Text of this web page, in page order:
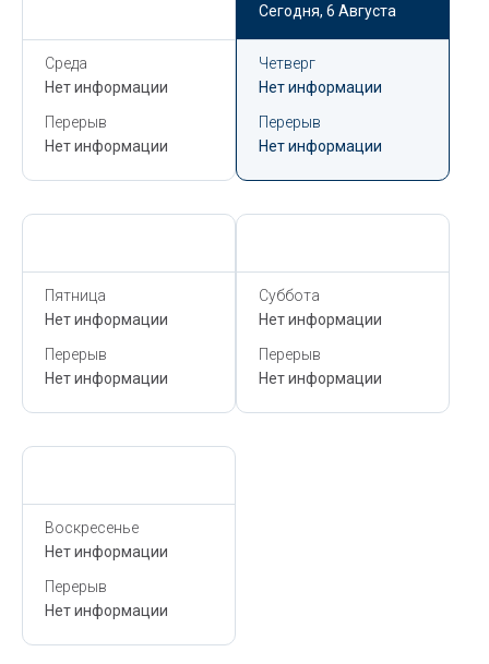
Среда
Нет информации
Перерыв
Нет информации
Сегодня, 6 Августа
Четверг
Нет информации
Перерыв
Нет информации
Пятница
Нет информации
Перерыв
Нет информации
Суббота
Нет информации
Перерыв
Нет информации
Воскресенье
Нет информации
Перерыв
Нет информации